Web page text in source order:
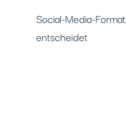
Social-Media-Format
entscheidet